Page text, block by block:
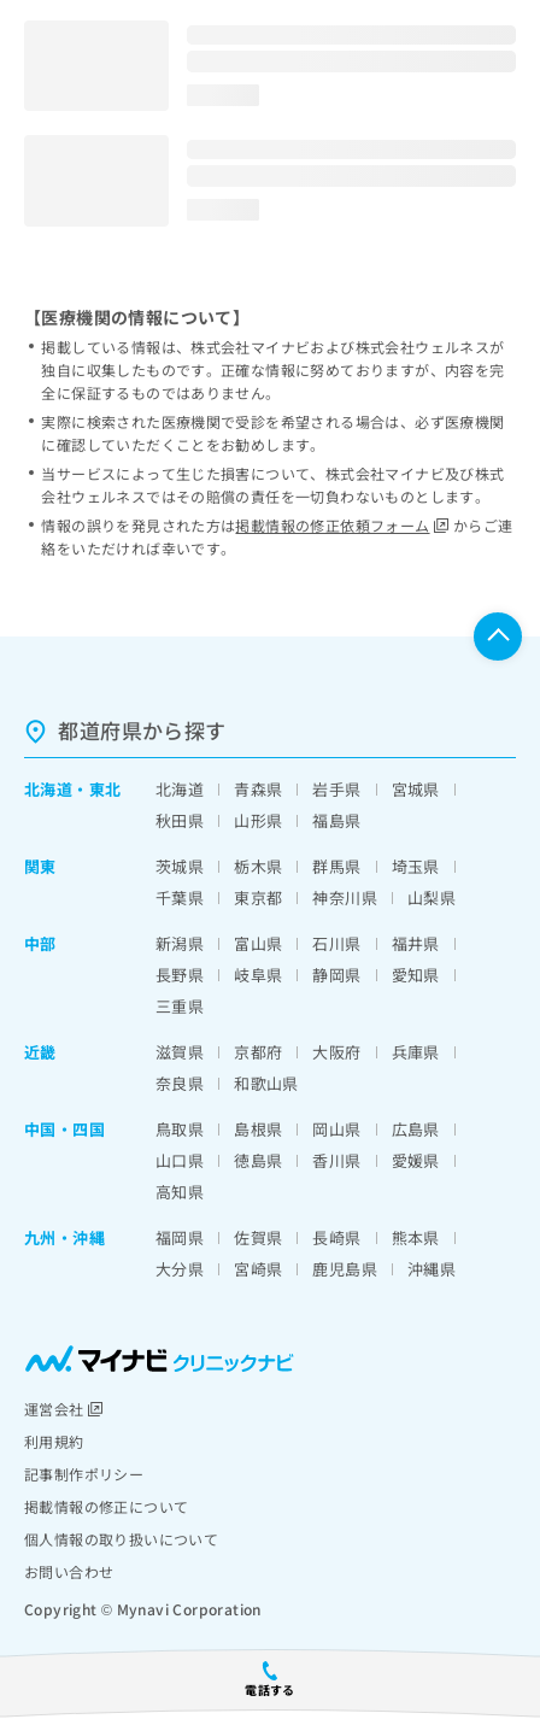
電話する
【医療機関の情報について】
掲載している情報は、株式会社マイナビおよび株式会社ウェルネスが
独自に収集したものです。正確な情報に努めておりますが、内容を完
全に保証するものではありません。
実際に検索された医療機関で受診を希望される場合は、必ず医療機関
に確認していただくことをお勧めします。
当サービスによって生じた損害について、株式会社マイナビ及び株式
会社ウェルネスではその賠償の責任を一切負わないものとします。
情報の誤りを発見された方は掲載情報の修正依頼フォーム
からご連
絡をいただければ幸いです。
都道府県から探す
北海道 ・ 東北 北海道 青森県 岩手県
宮城県
秋田県
山形県
福島県
関東
茨城県 栃木県 群馬県
埼玉県
千葉県
東京都 神奈川県
山梨県
中部
新潟県 富山県 石川県
福井県
長野県
岐阜県 静岡県
愛知県
三重県
近畿
滋賀県 京都府 大阪府
兵庫県
奈良県
和歌山県
中国・四国
鳥取県 島根県 岡山県
広島県
山口県
徳島県 香川県
愛媛県
高知県
九州・沖縄
福岡県 佐賀県 長崎県
熊本県
大分県
宮崎県 鹿児島県 沖縄県
運営会社
利用規約
記事制作ポリシー
掲載情報の修正について
個人情報の取り扱いについて
お問い合わせ
Copyright © Mynavi Corporation